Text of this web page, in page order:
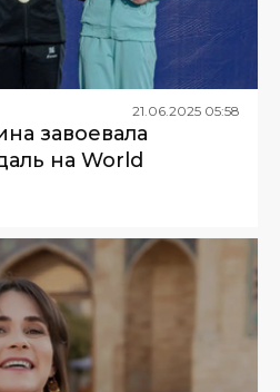
21.06.2025 05:58
завоевала
на World